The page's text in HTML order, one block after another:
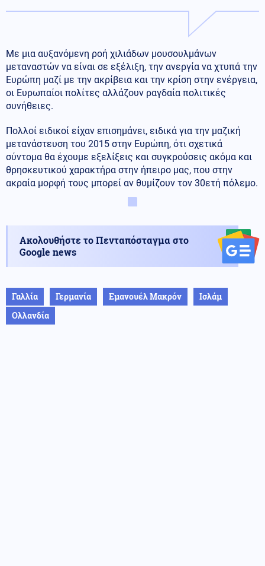
Με μια αυξανόμενη ροή χιλιάδων μουσουλμάνων
μεταναστών να είναι σε εξέλιξη, την ανεργία να χτυπά την
Ευρώπη μαζί με την ακρίβεια και την κρίση στην ενέργεια,
οι Ευρωπαίοι πολίτες αλλάζουν ραγδαία πολιτικές
συνήθειες.
Πολλοί ειδικοί είχαν επισημάνει, ειδικά για την μαζική
μετανάστευση του 2015 στην Ευρώπη, ότι σχετικά
σύντομα θα έχουμε εξελίξεις και συγκρούσεις ακόμα και
θρησκευτικού χαρακτήρα στην ήπειρο μας, που στην
ακραία μορφή τους μπορεί αν θυμίζουν τον 30ετή πόλεμο.
Ακολουθήστε το Πενταπόσταγμα στο
Google news
Γαλλία Γερμανία Εμανουέλ Μακρόν
Ισλάμ
Ολλανδία